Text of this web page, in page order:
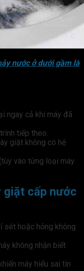
nước ở dưới gầm là
ngay cả khi máy đã
tiếp theo.
giặt không có hệ
vào từng loại máy
giặt cấp nước
sét hoặc hỏng không
không nhận biết
máy hiểu sai tín